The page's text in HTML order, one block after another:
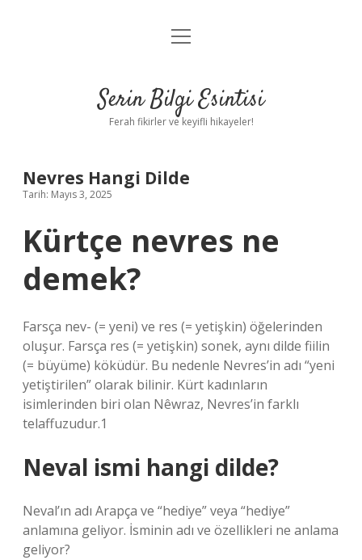
Anasayfa
Yasal Uyarı
menüyü
Serin Bilgi Esintisi
Ferah fikirler ve keyifli hikayeler!
Nevres Hangi Dilde
Tarih: Mayıs 3, 2025
Kürtçe nevres ne
demek?
Farsça nev- (= yeni) ve res (= yetişkin) öğelerinden
oluşur. Farsça res (= yetişkin) sonek, aynı dilde fiilin
(= büyüme) köküdür. Bu nedenle Nevres’in adı “yeni
yetiştirilen” olarak bilinir. Kürt kadınların
isimlerinden biri olan Nêwraz, Nevres’in farklı
telaffuzudur.1
Neval ismi hangi dilde?
Neval’ın adı Arapça ve “hediye” veya “hediye”
anlamına geliyor. İsminin adı ve özellikleri ne anlama
geliyor?